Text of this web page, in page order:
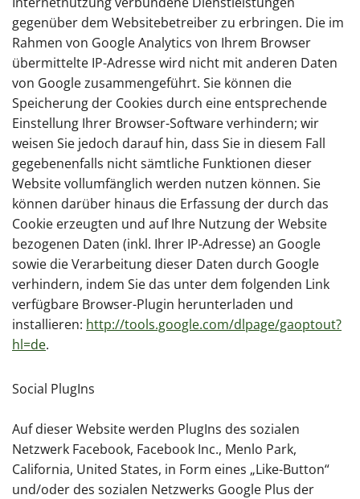
gegenüber dem Websitebetreiber zu erbringen. Die im
Rahmen von Google Analytics von Ihrem Browser
übermittelte IP-Adresse wird nicht mit anderen Daten
von Google zusammengeführt. Sie können die
Speicherung der Cookies durch eine entsprechende
Einstellung Ihrer Browser-Software verhindern; wir
weisen Sie jedoch darauf hin, dass Sie in diesem Fall
gegebenenfalls nicht sämtliche Funktionen dieser
Website vollumfänglich werden nutzen können. Sie
können darüber hinaus die Erfassung der durch das
Cookie erzeugten und auf Ihre Nutzung der Website
bezogenen Daten (inkl. Ihrer IP-Adresse) an Google
sowie die Verarbeitung dieser Daten durch Google
verhindern, indem Sie das unter dem folgenden Link
verfügbare Browser-Plugin herunterladen und
installieren: http://tools.google.com/dlpage/gaoptout?
hl=de.
Social PlugIns
Auf dieser Website werden PlugIns des sozialen
Netzwerk Facebook, Facebook Inc., Menlo Park,
California, United States, in Form eines „Like-Button“
und/oder des sozialen Netzwerks Google Plus der